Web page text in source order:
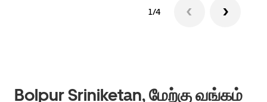
1/4
Bolpur Sriniketan, மேற்கு வங்கம்